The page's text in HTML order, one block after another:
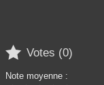
 Votes (0)
Note moyenne :